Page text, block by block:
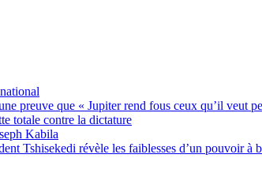
preuve que « Jupiter rend fous ceux qu’il veut
totale contre la dictature
Kabila
Tshisekedi révèle les faiblesses d’un pouvoir à